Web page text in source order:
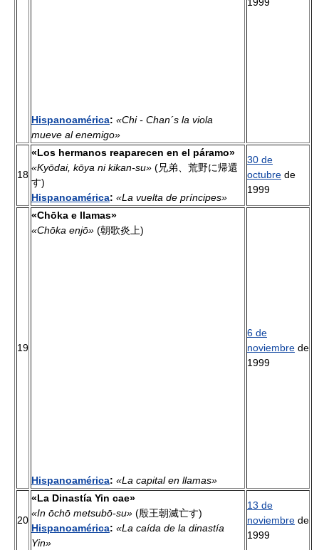
Hispanoamérica: «Chi - Chan´s la viola
mueve al enemigo»
18
«Los hermanos reaparecen en el páramo»
«Kyōdai, kōya ni kikan-su» (兄弟、荒野に帰還
す)
Hispanoamérica: «La vuelta de príncipes»
30 de
octubre de
1999
19
«Chōka e llamas»
«Chōka enjō» (朝歌炎上)
Hispanoamérica: «La capital en llamas»
6 de
noviembre de
1999
20
«La Dinastía Yin cae»
«In ōchō metsubō-su» (殷王朝滅亡す)
Hispanoamérica: «La caída de la dinastía
Yin»
13 de
noviembre de
1999